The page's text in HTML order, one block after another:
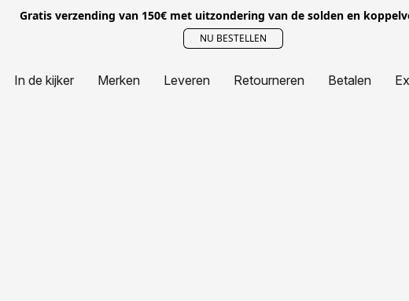
Gratis verzending van 150€ met uitzondering van de solden en
NU BESTELLEN
In de kijker Merken Leveren Retourneren Betalen